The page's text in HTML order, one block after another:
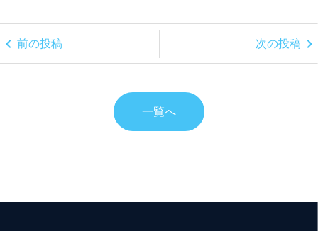
chevron_left 前の投稿 次の投稿 chevron_right
一覧へ